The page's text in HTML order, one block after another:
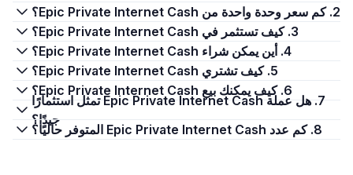
2. كم سعر وحدة واحدة من Epic Private Internet Cash؟
3. كيف تستثمر في Epic Private Internet Cash؟
4. أين يمكن شراء Epic Private Internet Cash؟
5. كيف تشتري Epic Private Internet Cash؟
6. كيف يمكنك بيع Epic Private Internet Cash؟
7. هل عملة Epic Private Internet Cash تمثل استثمارًا
جيدًا؟
8. كم عدد Epic Private Internet Cash المتوفر حاليًا؟